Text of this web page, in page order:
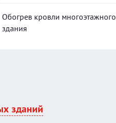
Обогрев кровли многоэтажного
здания
зданий